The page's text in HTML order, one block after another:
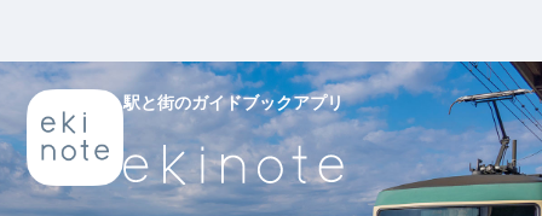
駅と街のガイドブックアプリ